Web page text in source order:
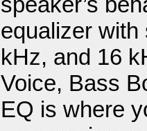
equalizer
kHz, and 16
Voice, Bass
EQ is where